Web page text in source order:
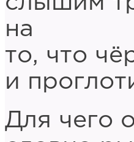
на
то, что
и
Для чего